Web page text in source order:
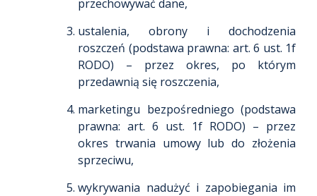
przechowywać dane,
ustalenia, obrony i dochodzenia
roszczeń (podstawa prawna: art. 6 ust. 1f
RODO) – przez okres, po którym
przedawnią się roszczenia,
marketingu bezpośredniego (podstawa
prawna: art. 6 ust. 1f RODO) – przez
okres trwania umowy lub do złożenia
sprzeciwu,
wykrywania nadużyć i zapobiegania im